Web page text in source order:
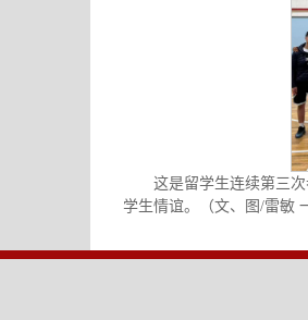
这是留学生连续第三
学生情谊。（文、图/雷敏